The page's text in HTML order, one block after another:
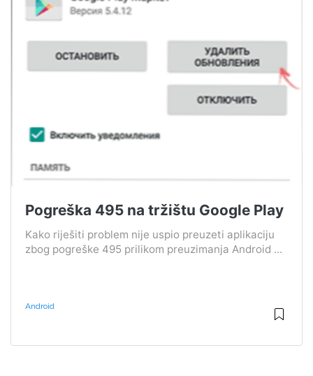
Pogreška 495 na tržištu Google Play
Kako riješiti problem nije uspio preuzeti aplikaciju
zbog pogreške 495 prilikom preuzimanja Android ...
Android